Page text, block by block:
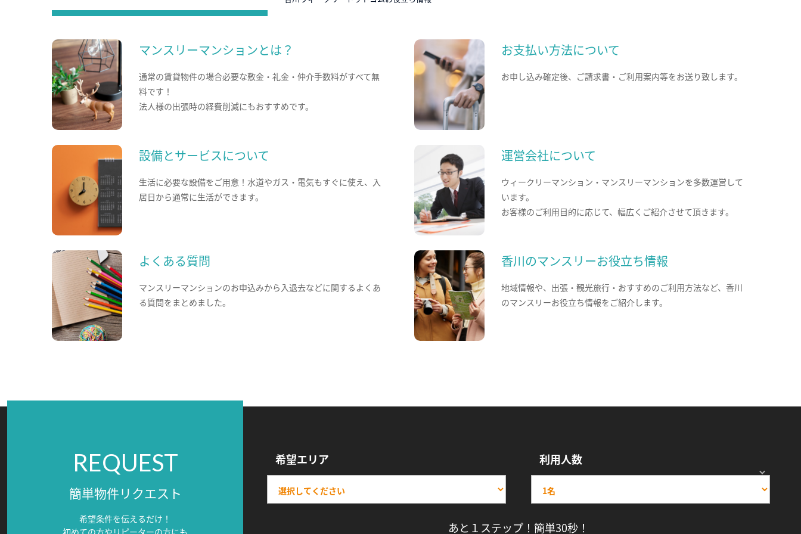
マンスリーマンションとは？
通常の賃貸物件の場合必要な敷金・礼金・仲介手数料がすべて無
料です！
法人様の出張時の経費削減にもおすすめです。
お支払い方法について
お申し込み確定後、ご請求書・ご利用案内等をお送り致します。
設備とサービスについて
生活に必要な設備をご用意！水道やガス・電気もすぐに使え、入
居日から通常に生活ができます。
運営会社について
ウィークリーマンション・マンスリーマンションを多数運営して
います。
お客様のご利用目的に応じて、幅広くご紹介させて頂きます。
よくある質問
マンスリーマンションのお申込みから入退去などに関するよくあ
る質問をまとめました。
香川のマンスリーお役立ち情報
地域情報や、出張・観光旅行・おすすめのご利用方法など、香川
のマンスリーお役立ち情報をご紹介します。
REQUEST
簡単物件リクエスト
希望条件を伝えるだけ！
希望エリア 利用人数
あと１ステップ！簡単30秒！